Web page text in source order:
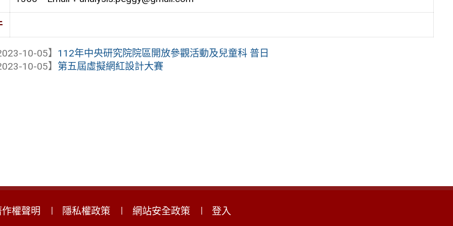
10-05】 112年中央研究院院區開放參觀活動及兒童科 普日
10-05】 第五屆虛擬網紅設計大賽
權聲明 隱私權政策 網站安全政策
登入